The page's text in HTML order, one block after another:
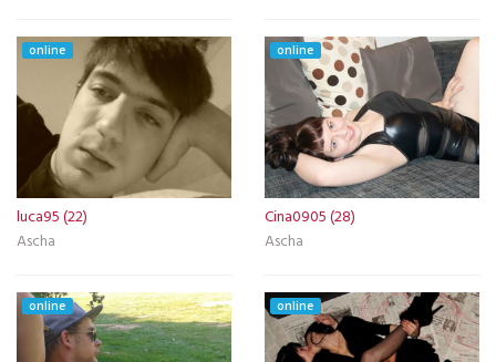
online
luca95 (22)
Ascha
online
Cina0905 (28)
Ascha
online online